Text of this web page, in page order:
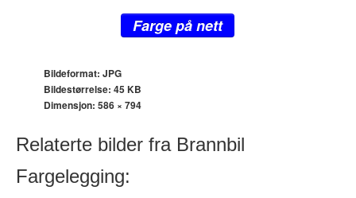
Farge på nett
Bildeformat: JPG
Bildestørrelse: 45 KB
Dimensjon: 586 × 794
Relaterte bilder fra Brannbil
Fargelegging: